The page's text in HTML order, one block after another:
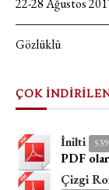
22-28 Ağustos
Gözlüklü
ÇOK
İnilti
PDF
Çizgi